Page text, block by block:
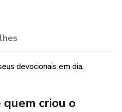
devocionais em dia.
quem criou o